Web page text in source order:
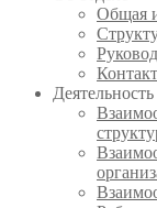
Общая
Деятельность